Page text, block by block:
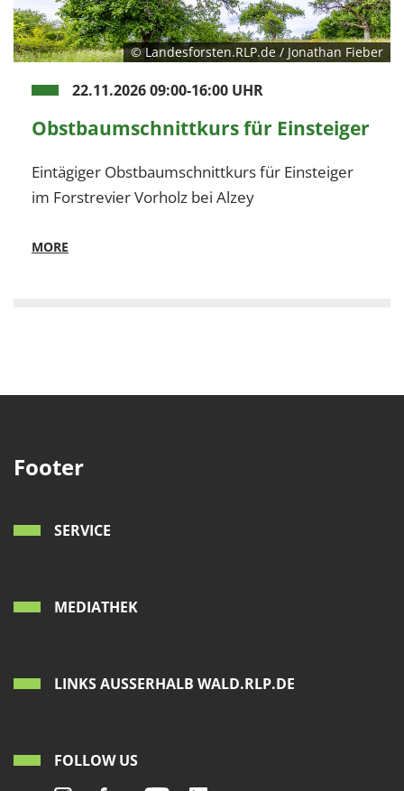
© Landesforsten.RLP.de / Jonathan Fieber
22.11.2026 09:00-16:00 UHR
Obstbaumschnittkurs für Einsteiger
Eintägiger Obstbaumschnittkurs für Einsteiger
im Forstrevier Vorholz bei Alzey
MORE
Footer
SERVICE
MEDIATHEK
LINKS AUSSERHALB WALD.RLP.DE
FOLLOW US